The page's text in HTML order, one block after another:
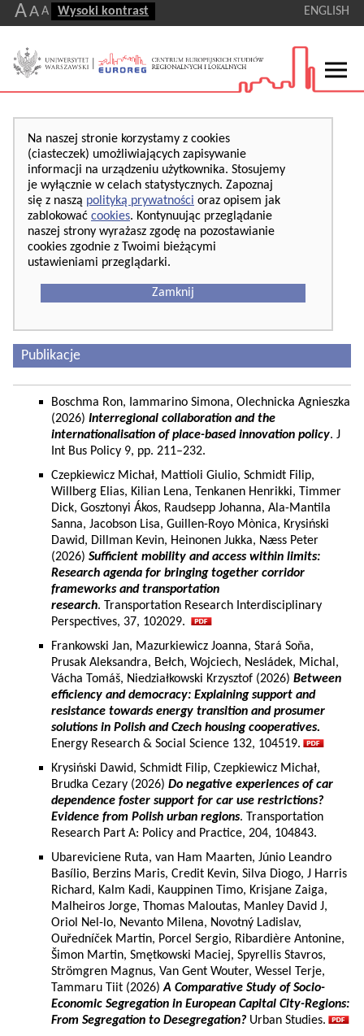
AA A Wysoki kontrast ENGLISH
Na naszej stronie korzystamy z cookies
(ciasteczek) umożliwiających zapisywanie
informacji na urządzeniu użytkownika. Stosujemy
je wyłącznie w celach statystycznych. Zapoznaj
się z naszą polityką prywatności oraz opisem jak
zablokować cookies. Kontynuując przeglądanie
naszej strony wyrażasz zgodę na pozostawianie
cookies zgodnie z Twoimi bieżącymi
ustawieniami przeglądarki.
Zamknij
Publikacje
Boschma Ron, Iammarino Simona, Olechnicka Agnieszka
(2026) Interregional collaboration and the
internationalisation of place-based innovation policy. J
Int Bus Policy 9, pp. 211–232.
Czepkiewicz Michał, Mattioli Giulio, Schmidt Filip,
Willberg Elias, Kilian Lena, Tenkanen Henrikki, Timmer
Dick, Gosztonyi Ákos, Raudsepp Johanna, Ala-Mantila
Sanna, Jacobson Lisa, Guillen-Royo Mònica, Krysiński
Dawid, Dillman Kevin, Heinonen Jukka, Næss Peter
(2026) Sufficient mobility and access within limits:
Research agenda for bringing together corridor
frameworks and transportation
research. Transportation Research Interdisciplinary
Perspectives, 37, 102029.
Frankowski Jan, Mazurkiewicz Joanna, Stará Soňa,
Prusak Aleksandra, Bełch, Wojciech, Nesládek, Michal,
Vácha Tomáš, Niedziałkowski Krzysztof (2026) Between
efficiency and democracy: Explaining support and
resistance towards energy transition and prosumer
solutions in Polish and Czech housing cooperatives.
Energy Research & Social Science 132, 104519.
Krysiński Dawid, Schmidt Filip, Czepkiewicz Michał,
Brudka Cezary (2026) Do negative experiences of car
dependence foster support for car use restrictions?
Evidence from Polish urban regions. Transportation
Research Part A: Policy and Practice, 204, 104843.
Ubareviciene Ruta, van Ham Maarten, Júnio Leandro
Basílio, Berzins Maris, Credit Kevin, Silva Diogo, J Harris
Richard, Kalm Kadi, Kauppinen Timo, Krisjane Zaiga,
Malheiros Jorge, Thomas Maloutas, Manley David J,
Oriol Nel-lo, Nevanto Milena, Novotný Ladislav,
Ouředníček Martin, Porcel Sergio, Ribardière Antonine,
Šimon Martin, Smętkowski Maciej, Spyrellis Stavros,
Strömgren Magnus, Van Gent Wouter, Wessel Terje,
Tammaru Tiit (2026)A Comparative Study of Socio-
Economic Segregation in European Capital City-Regions:
From Segregation to Desegregation? Urban Studies.